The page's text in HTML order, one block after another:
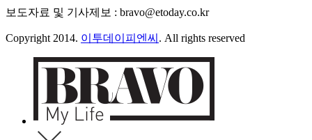
보도자료 및 기사제보 : bravo@etoday.co.kr
Copyright 2014. 이투데이피엔씨 . All rights reserved